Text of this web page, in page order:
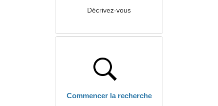
Décrivez-vous
Commencer la recherche